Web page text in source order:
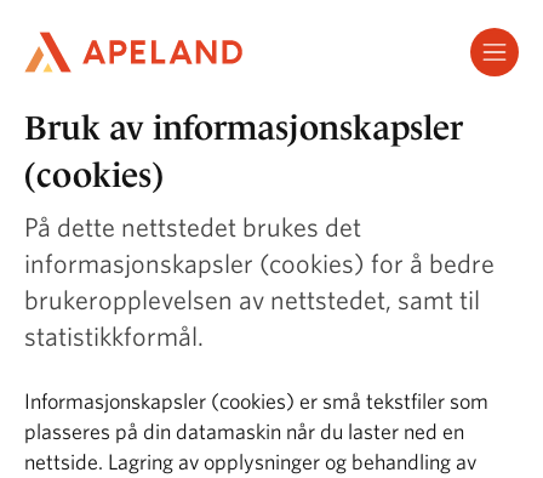
hovedinnhold
Bruk av informasjonskapsler
(cookies)
På dette nettstedet brukes det
informasjonskapsler (cookies) for å bedre
brukeropplevelsen av nettstedet, samt til
statistikkformål.
Informasjonskapsler (cookies) er små tekstfiler som
plasseres på din datamaskin når du laster ned en
nettside. Lagring av opplysninger og behandling av